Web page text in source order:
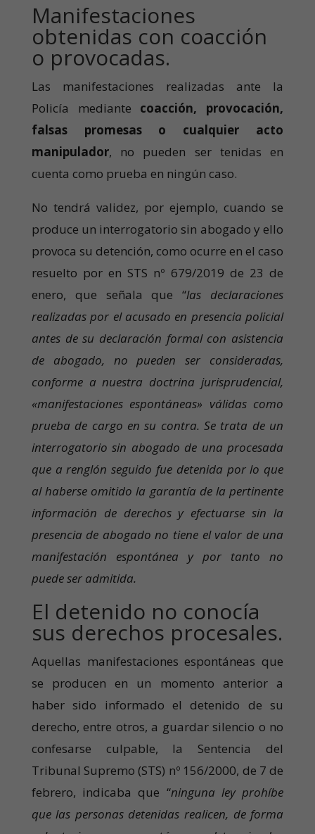
Manifestaciones
obtenidas con coacción
o provocadas.
Las manifestaciones realizadas ante la
Policía mediante coacción, provocación,
falsas promesas o cualquier acto
manipulador, no pueden ser tenidas en
cuenta como prueba en ningún caso.
No tendrá validez, por ejemplo, cuando se
produce un interrogatorio sin abogado y ello
provoca su detención, como ocurre en el caso
resuelto por en STS nº 679/2019 de 23 de
enero, que señala que “las declaraciones
realizadas por el acusado en presencia policial
antes de su declaración formal con asistencia
de abogado, no pueden ser consideradas,
conforme a nuestra doctrina jurisprudencial,
«manifestaciones espontáneas» válidas como
prueba de cargo en su contra. Se trata de un
interrogatorio sin abogado de una procesada
que a renglón seguido fue detenida por lo que
al haberse omitido la garantía de la pertinente
información de derechos y efectuarse sin la
presencia de abogado no tiene el valor de una
manifestación espontánea y por tanto no
puede ser admitida.
El detenido no conocía
sus derechos procesales.
Aquellas manifestaciones espontáneas que
se producen en un momento anterior a
haber sido informado el detenido de su
derecho, entre otros, a guardar silencio o no
confesarse culpable, la Sentencia del
Tribunal Supremo (STS) nº 156/2000, de 7 de
febrero, indicaba que “ninguna ley prohíbe
que las personas detenidas realicen, de forma